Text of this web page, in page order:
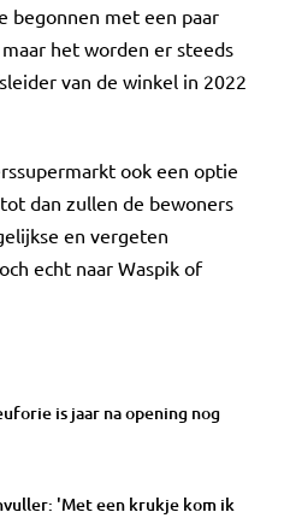
begonnen met een paar
het worden er steeds
van de winkel in 2022
ook een optie
dan zullen de bewoners
en vergeten
echt naar Waspik of
is jaar na opening nog
'Met een krukje kom ik